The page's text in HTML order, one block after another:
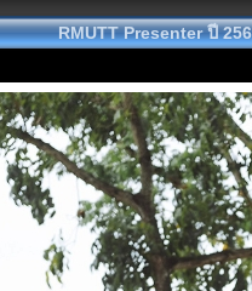
RMUTT Presenter ปี